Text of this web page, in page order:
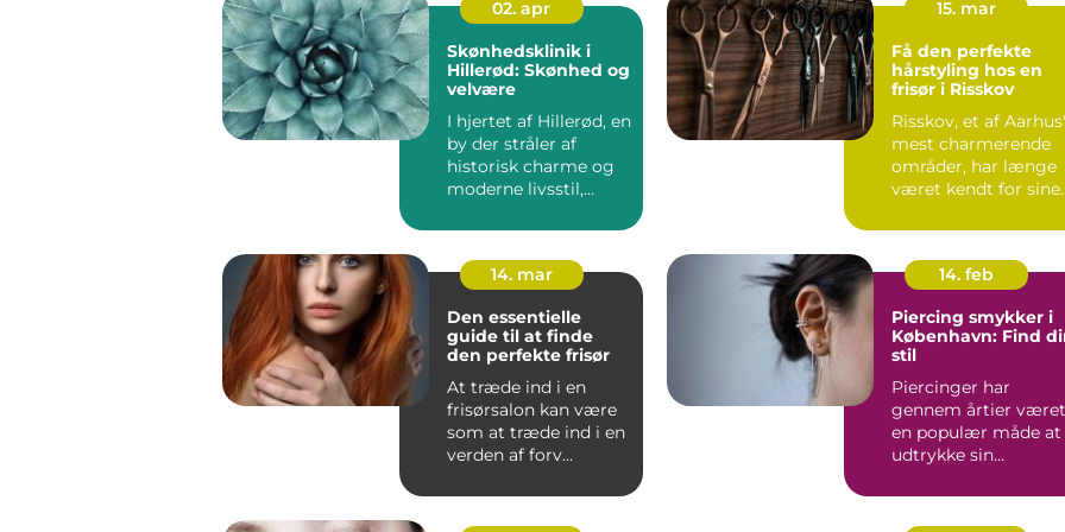
02. apr
Skønhedsklinik i
Hillerød: Skønhed og
velvære
I hjertet af Hillerød, en
by der stråler af
historisk charme og
moderne livsstil,
15. mar
Få den perfekte
hårstyling hos en
frisør i Risskov
Risskov, et af Aarhus'
mest charmerende
områder, har længe
været kendt for sine
14. mar
Den essentielle
guide til at finde
den perfekte frisør
At træde ind i en
frisørsalon kan være
som at træde ind i en
verden af forv...
14. feb
Piercing smykker i
København: Find
stil
Piercinger har
gennem årtier været
en populær måde at
udtrykke sin
individualitet...